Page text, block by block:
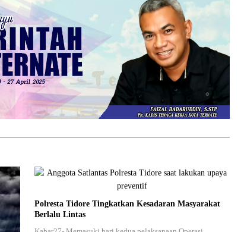
Polresta Tidore Tingkatkan Kesadaran Masyarakat
Berlalu Lintas